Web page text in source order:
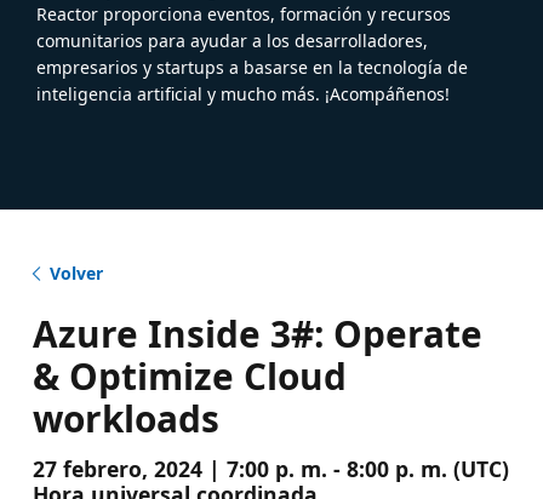
Reactor proporciona eventos, formación y recursos
comunitarios para ayudar a los desarrolladores,
empresarios y startups a basarse en la tecnología de
inteligencia artificial y mucho más. ¡Acompáñenos!
Volver
Azure Inside 3#: Operate
& Optimize Cloud
workloads
27 febrero, 2024 | 7:00 p. m. - 8:00 p. m. (UTC)